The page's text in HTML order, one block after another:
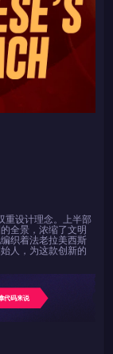
重设计理念。上半部
全景，浓缩了文明
织着法老拉美西斯
人，为这款创新的
代码来说